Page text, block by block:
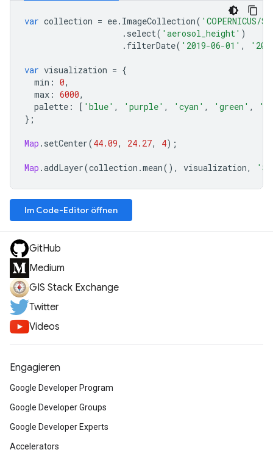
var collection = ee. ImageCollection( 'COPERNICUS/
. select( 'aerosol_height' )
. filterDate( '2019-06-01' ,
var visualization = {
min : 0,
max : 6000,
palette : [ 'blue' , 'purple' , 'cyan' , 'green' ,
};
Map . setCenter(44.09, 24.27, 4);
Map .addLayer(collection .mean(), visualization,
Im Code-Editor öffnen
GitHub
Medium
GIS Stack Exchange
Twitter
Videos
Engagieren
Google Developer Program
Google Developer Groups
Google Developer Experts
Accelerators